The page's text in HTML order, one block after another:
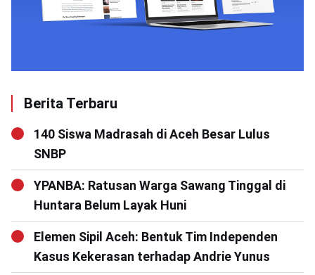
Berita Terbaru
140 Siswa Madrasah di Aceh Besar Lulus
SNBP
YPANBA: Ratusan Warga Sawang Tinggal di
Huntara Belum Layak Huni
Elemen Sipil Aceh: Bentuk Tim Independen
Kasus Kekerasan terhadap Andrie Yunus